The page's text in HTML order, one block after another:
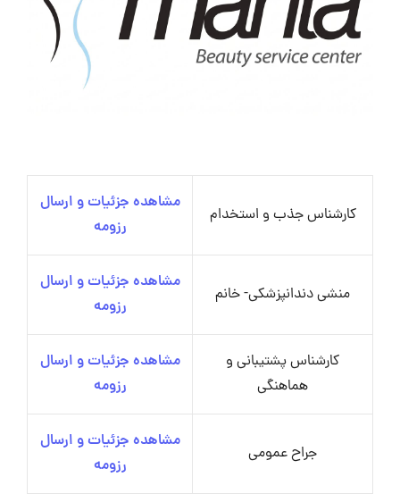
کارشناس جذب و استخدام
مشاهده جزئیات و ارسال
رزومه
منشی دندانپزشکی- خانم
مشاهده جزئیات و ارسال
رزومه
کارشناس پشتیبانی و
هماهنگی
مشاهده جزئیات و ارسال
رزومه
جراح عمومی
مشاهده جزئیات و ارسال
رزومه